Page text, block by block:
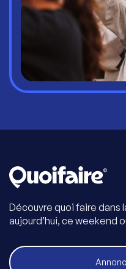
Découvre quoi faire dans
aujourd’hui, ce weekend